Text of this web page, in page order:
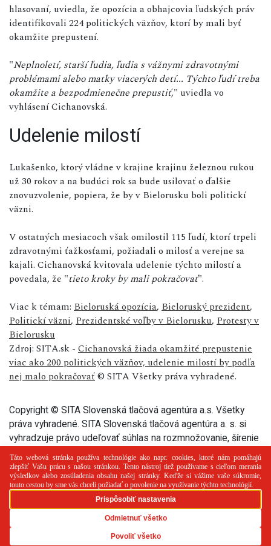
hlasovaní, uviedla, že opozícia a obhajcovia ľudských práv
identifikovali 224 politických väzňov, ktorí by mali byť
okamžite prepustení.
"Neplnoletí, starší ľudia, ľudia s vážnymi zdravotnými
problémami alebo matky viacerých detí... Týchto ľudí treba
okamžite a bezpodmienečne prepustiť," uviedla vo
vyhlásení Cichanovská.
Udelenie milostí
Lukašenko, ktorý vládne v krajine krajinu železnou rukou
už 30 rokov a na budúci rok sa bude usilovať o ďalšie
znovuzvolenie, popiera, že by v Bielorusku boli politickí
väzni.
V ostatných mesiacoch však omilostil 115 ľudí, ktorí trpeli
zdravotnými ťažkosťami, požiadali o milosť a verejne sa
kajali. Cichanovská kvitovala udelenie týchto milostí a
povedala, že "tieto kroky by mali pokračovať".
Viac k témam: Bieloruská opozícia, Bieloruský prezident,
Politickí väzni, Prezidentské voľby v Bielorusku, Protesty v
Bielorusku
Zdroj: SITA.sk - Cichanovská žiada okamžité prepustenie
viac ako 200 politických väzňov, udelenie milostí by podľa
nej malo pokračovať© SITA Všetky práva vyhradené.
Copyright © SITA Slovenská tlačová agentúra a.s. Všetky
práva vyhradené. SITA Slovenská tlačová agentúra a. s. si
vyhradzuje právo udeľovať súhlas na rozmnožovanie, šírenie
PR článok
používania cookies
RSS